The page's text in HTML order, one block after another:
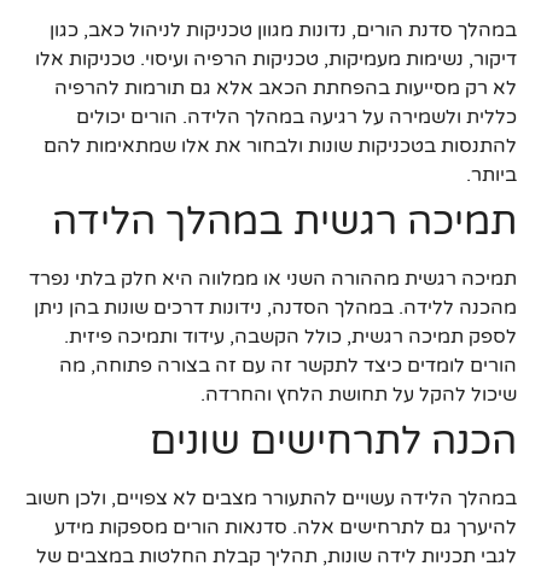
במהלך סדנת הורים, נדונות מגוון טכניקות לניהול כאב, כגון
דיקור, נשימות מעמיקות, טכניקות הרפיה ועיסוי. טכניקות אלו
לא רק מסייעות בהפחתת הכאב אלא גם תורמות להרפיה
כללית ולשמירה על רגיעה במהלך הלידה. הורים יכולים
להתנסות בטכניקות שונות ולבחור את אלו שמתאימות להם
ביותר.
תמיכה רגשית במהלך הלידה
תמיכה רגשית מההורה השני או ממלווה היא חלק בלתי נפרד
מהכנה ללידה. במהלך הסדנה, נידונות דרכים שונות בהן ניתן
לספק תמיכה רגשית, כולל הקשבה, עידוד ותמיכה פיזית.
הורים לומדים כיצד לתקשר זה עם זה בצורה פתוחה, מה
שיכול להקל על תחושת הלחץ והחרדה.
הכנה לתרחישים שונים
במהלך הלידה עשויים להתעורר מצבים לא צפויים, ולכן חשוב
להיערך גם לתרחישים אלה. סדנאות הורים מספקות מידע
לגבי תכניות לידה שונות, תהליך קבלת החלטות במצבים של